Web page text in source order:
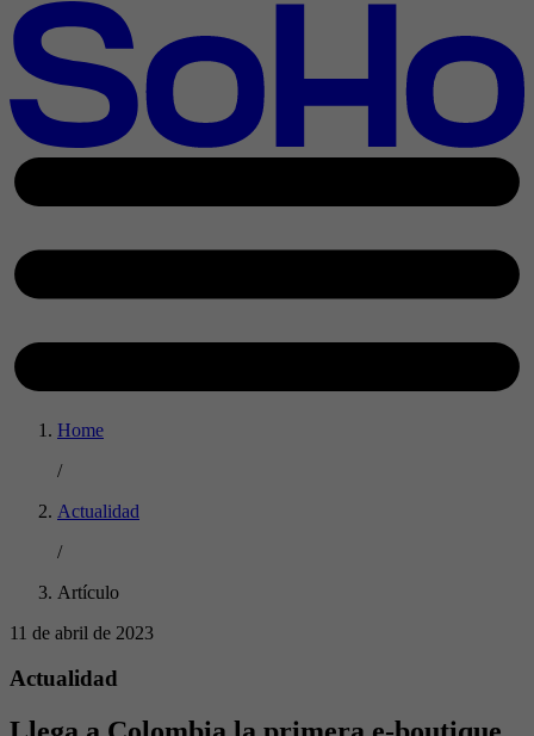
Home
/
Actualidad
/
Artículo
11 de abril de 2023
Actualidad